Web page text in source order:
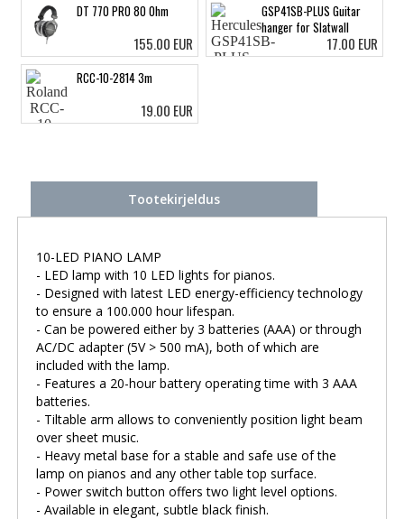
DT 770 PRO 80 Ohm
155.00 EUR
GSP41SB-PLUS Guitar
hanger for Slatwall
17.00 EUR
RCC-10-2814 3m
19.00 EUR
Tootekirjeldus
10-LED PIANO LAMP
- LED lamp with 10 LED lights for pianos.
- Designed with latest LED energy-efficiency technology
to ensure a 100.000 hour lifespan.
- Can be powered either by 3 batteries (AAA) or through
AC/DC adapter (5V > 500 mA), both of which are
included with the lamp.
- Features a 20-hour battery operating time with 3 AAA
batteries.
- Tiltable arm allows to conveniently position light beam
over sheet music.
- Heavy metal base for a stable and safe use of the
lamp on pianos and any other table top surface.
- Power switch button offers two light level options.
- Available in elegant, subtle black finish.